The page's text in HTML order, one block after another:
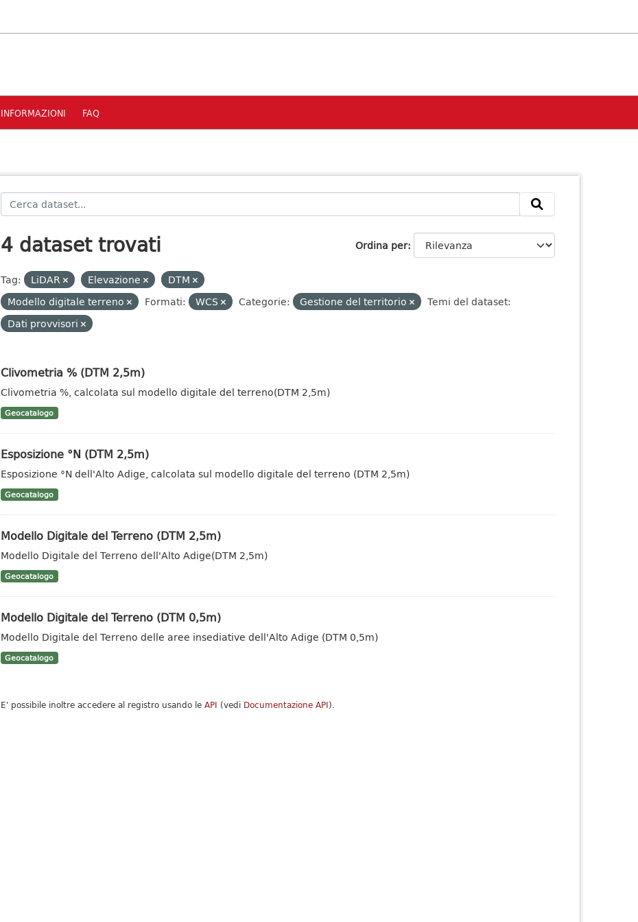
INFORMAZIONI FAQ
Ordina per
4 dataset trovati
Tag: LiDAR Elevazione
DTM
Modello digitale terreno
Formati: WCS Categorie: Gestione del territorio
Temi del dataset:
Dati provvisori
Clivometria % (DTM 2,5m)
Clivometria %, calcolata sul modello digitale del terreno(DTM 2,5m)
Geocatalogo
Esposizione °N (DTM 2,5m)
Esposizione °N dell'Alto Adige, calcolata sul modello digitale del terreno (DTM 2,5m)
Geocatalogo
Modello Digitale del Terreno (DTM 2,5m)
Modello Digitale del Terreno dell'Alto Adige(DTM 2,5m)
Geocatalogo
Modello Digitale del Terreno (DTM 0,5m)
Modello Digitale del Terreno delle aree insediative dell'Alto Adige (DTM 0,5m)
Geocatalogo
E' possibile inoltre accedere al registro usando le API (vedi Documentazione API).